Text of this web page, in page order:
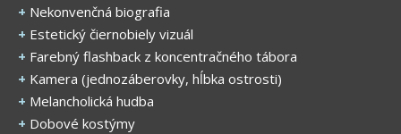
+ Nekonvenčná biografia
+ Estetický čiernobiely vizuál
+ Farebný flashback z koncentračného tábora
+ Kamera (jednozáberovky, hĺbka ostrosti)
+ Melancholická hudba
+ Dobové kostýmy